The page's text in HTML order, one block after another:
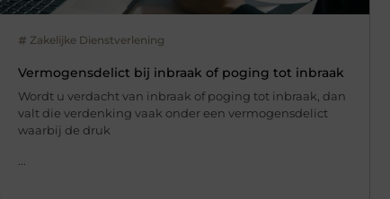
Zakelijke Dienstverlening
Vermogensdelict bij inbraak of poging tot inbraak
Wordt u verdacht van inbraak of poging tot inbraak, dan
valt die verdenking vaak onder een vermogensdelict
waarbij de druk